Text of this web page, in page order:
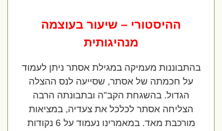
ההיסטורי – שיעור בעוצמה
מנהיגותית
בהתבוננות מעמיקה במגילת אסתר ניתן לעמוד
על חכמתה של אסתר, שסייעה לנס ההצלה
הגדול. בהשגחת הקב"ה ובתבונתה הרבה
הצליחה אסתר לכלכל את צעדיה, במציאות
מורכבת מאד. במאמרינו נעמוד על 6 נקודות